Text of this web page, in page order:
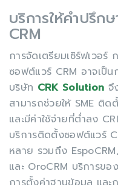
บริการให้คำปรึก
CRM
การจัดเตรียมเซิร์ฟเวอ
ซอฟต์แวร์ CRM อาจเป็น
บริษัท CRK Solution จึ
สามารถช่วยให้ SME ติด
และมีค่าใช้จ่ายที่ต่ำลง
บริการติดตั้งซอฟต์แวร์
หลาย รวมถึง
และ OroCRM บริการข